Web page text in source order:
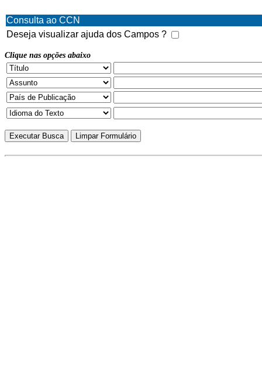
Consulta ao CCN
Deseja visualizar ajuda dos Campos ?
Clique nas opções abaixo